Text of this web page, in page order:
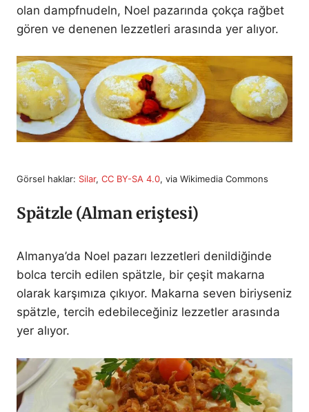
olan dampfnudeln, Noel pazarında çokça rağbet
gören ve denenen lezzetleri arasında yer alıyor.
Görsel haklar: Silar, CC BY-SA 4.0, via Wikimedia Commons
Spätzle (Alman eriştesi)
Almanya’da Noel pazarı lezzetleri denildiğinde
bolca tercih edilen spätzle, bir çeşit makarna
olarak karşımıza çıkıyor. Makarna seven biriyseniz
spätzle, tercih edebileceğiniz lezzetler arasında
yer alıyor.